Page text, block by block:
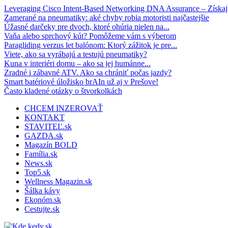
Leveraging Cisco Intent-Based Networking DNA Assurance –
Zamerané na pneumatiky: aké chyby robia motoristi najčastejšie
Úžasné darčeky pre dvoch, ktoré ohúria nielen na...
Vaňa alebo sprchový kút? Pomôžeme vám s výberom
Paragliding verzus let balónom: Ktorý zážitok je pre...
Viete, ako sa vyrábajú a testujú pneumatiky?
Kuna v interiéri domu – ako sa jej humánne...
Zradné i zábavné ATV. Ako sa chrániť počas jazdy?
Smart batériové úložisko brAIn už aj v Prešove!
Často kladené otázky o štvorkolkách
CHCEM INZEROVAŤ
KONTAKT
STAVITEĽ.sk
GAZDA.sk
Magazín BOLD
Família.sk
News.sk
Top5.sk
Wellness Magazin.sk
Šálka kávy
Ekonóm.sk
Cestujte.sk